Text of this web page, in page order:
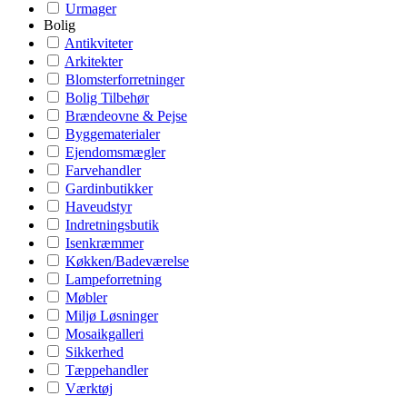
Urmager
Bolig
Antikviteter
Arkitekter
Blomsterforretninger
Bolig Tilbehør
Brændeovne & Pejse
Byggematerialer
Ejendomsmægler
Farvehandler
Gardinbutikker
Haveudstyr
Indretningsbutik
Isenkræmmer
Køkken/Badeværelse
Lampeforretning
Møbler
Miljø Løsninger
Mosaikgalleri
Sikkerhed
Tæppehandler
Værktøj